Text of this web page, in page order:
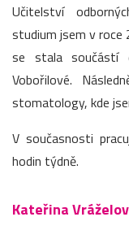
Učitelství
studium jsem v roce
se stala součástí
Vobořilové.
stomatology, kde
V současnosti
hodin týdně.
Kateřina